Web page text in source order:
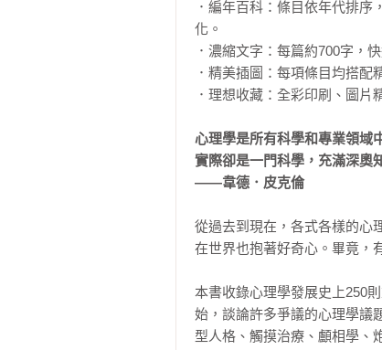
．編年百科：條目依年代排
化。
．濃縮文字：每篇約700字，
．精美插圖：每項條目均搭配
．理想收藏：全彩印刷、圖片
心理學是所有科學和專業領域
實際卻是一門科學，充滿深奧
——韋德．皮克倫
從過去到現在，各式各樣的心
在世界也抱著好奇心。畢竟，
本書收錄心理學發展史上250
始，談論許多爭議的心理學議
型人格、觸摸治療、顱相學、